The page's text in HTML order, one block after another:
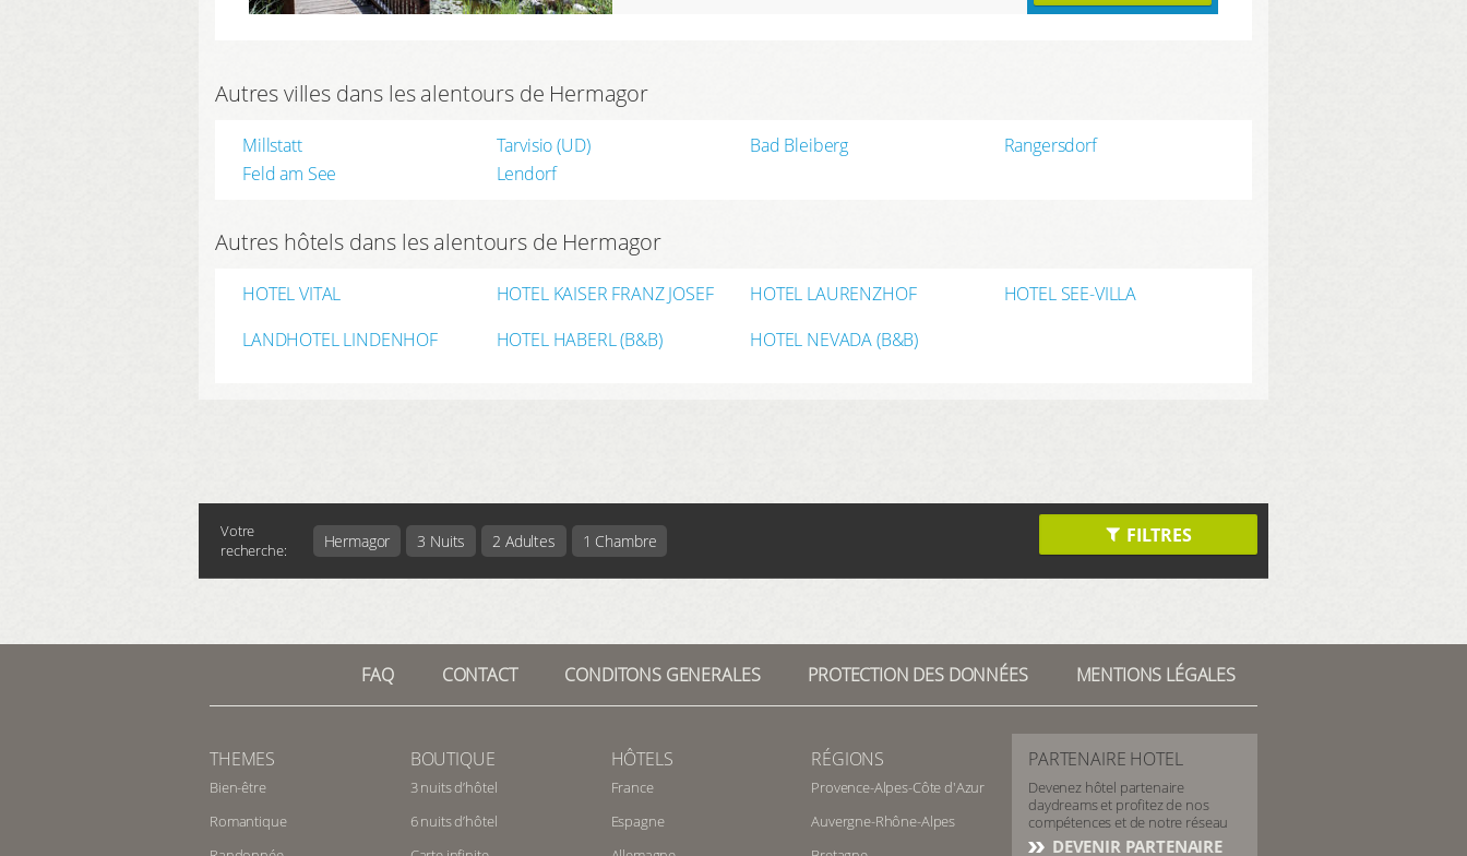
Autres villes dans les alentours de Hermagor
Millstatt Tarvisio (UD) Bad Bleiberg
Rangersdorf
Feld am See
Lendorf
Autres hôtels dans les alentours de Hermagor
HOTEL VITAL HOTEL KAISER FRANZ JOSEF HOTEL LAURENZHOF
HOTEL SEE-VILLA
LANDHOTEL LINDENHOF
HOTEL HABERL (B&B) HOTEL NEVADA (B&B)
FILTRES
Votre
recherche:
Hermagor 3 Nuits 2 Adultes 1 Chambre
FAQ CONTACT CONDITONS GENERALES PROTECTION DES DONNÉES MENTIONS LÉGALES
THEMES
Bien-être
Romantique
BOUTIQUE
3 nuits d’hôtel
6 nuits d’hôtel
HÔTELS
France
Espagne
RÉGIONS
Provence-Alpes-Côte d'Azur
Auvergne-Rhône-Alpes
PARTENAIRE HOTEL
Devenez hôtel partenaire
daydreams et profitez de nos
compétences et de notre réseau
DEVENIR PARTENAIRE